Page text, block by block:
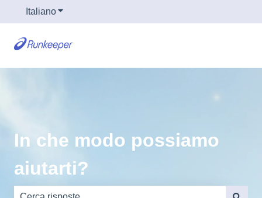
ItalianoMostra sottomenu per le traduzioni
In che modo possiamo
aiutarti?